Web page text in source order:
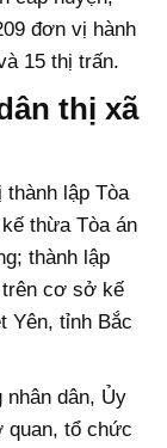
đơn vị hành
15 thị trấn.
thị xã
lập Tòa
thừa Tòa án
thành lập
trên cơ sở kế
Yên, tỉnh Bắc
nhân dân, Ủy
quan, tổ chức